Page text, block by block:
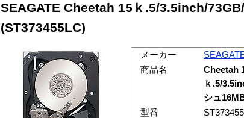
SEAGATE Cheetah 15ｋ.5/3.5inch/
(ST373455LC)
メーカー
商品名
Cheetah
ｋ.5/
シュ
型番